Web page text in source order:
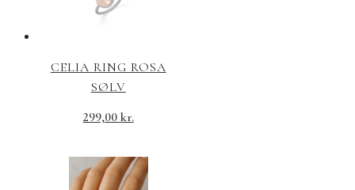
CELIA RING ROSA
SØLV
299,00 kr.